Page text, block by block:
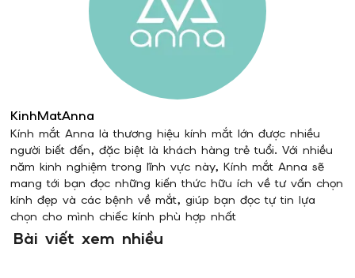
KinhMatAnna
Kính mắt Anna là thương hiệu kính mắt lớn được nhiều
người biết đến, đặc biệt là khách hàng trẻ tuổi. Với nhiều
năm kinh nghiệm trong lĩnh vực này, Kính mắt Anna sẽ
mang tới bạn đọc những kiến thức hữu ích về tư vấn chọn
kính đẹp và các bệnh về mắt, giúp bạn đọc tự tin lựa
chọn cho mình chiếc kính phù hợp nhất
Bài viết xem nhiều